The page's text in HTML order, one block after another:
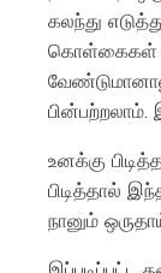
கலந்து
கொள்கைகள்
பின்பற்றலாம்.
உனக்கு
பிடித்தால்
நானும்